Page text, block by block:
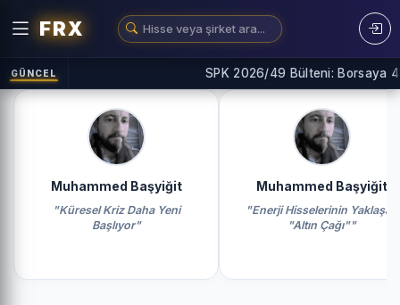
FRX
GÜNCEL SPK 2026/49 Bülteni: Borsaya 4
Muhammed Başyiğit
"Küresel Kriz Daha Yeni
Başlıyor"
Muhammed Başyiğit
"Enerji Hisselerinin Yaklaşan
"Altın Çağı""